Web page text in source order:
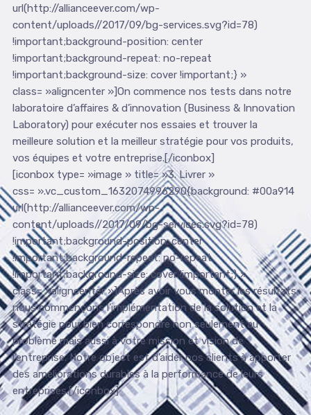
url(http://allianceever.com/wp-
content/uploads//2017/09/bg-services.svg?id=78)
!important;background-position: center
!important;background-repeat: no-repeat
!important;background-size: cover !important;} »
class= »aligncenter »]On commence nos tests dans notre
laboratoire d’affaires & d’innovation (Business & Innovation
Laboratory) pour exécuter nos essaies et trouver la
meilleure solution et la meilleur stratégie pour vos produits,
vos équipes et votre entreprise.[/iconbox]
[iconbox type= »image » title= »3. Livrer »
css= ».vc_custom_1632074996290{background: #00a914
url(http://allianceever.com/wp-
content/uploads//2017/09/bg-services.svg?id=78)
!important;background-position: center
!important;background-repeat: no-repeat
!important;background-size: cover !important;} »
class= »aligncenter »]Après avoir vous monter les résultats
nous commençons l’implémentation de la solution et la
stratégie pour bien correspondre non seulement au
problème mais aussi à votre mission et vision de
l’entreprise. Notre object est d’aider nos clients à apporter
des améliorations durables à la performance de leurs
entreprises.[/iconbox]